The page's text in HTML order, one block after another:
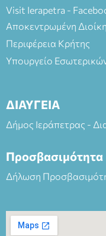
Visit Ierapetra -
Αποκεντρωμένη
Περιφέρεια Κρήτης
Υπουργείο
ΔΙΑΥΓΕΙΑ
Δήμος Ιεράπετρας -
Προσβασιμότητα
Δήλωση